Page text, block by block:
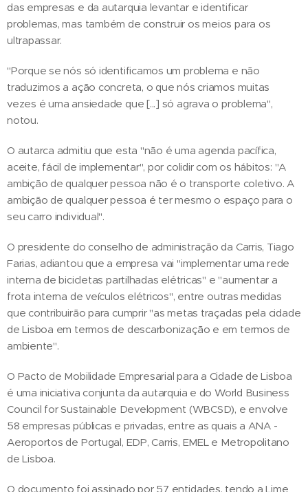
das empresas e da autarquia levantar e identificar
problemas, mas também de construir os meios para os
ultrapassar.
"Porque se nós só identificamos um problema e não
traduzimos a ação concreta, o que nós criamos muitas
vezes é uma ansiedade que [...] só agrava o problema",
notou.
O autarca admitiu que esta "não é uma agenda pacífica,
aceite, fácil de implementar", por colidir com os hábitos: "A
ambição de qualquer pessoa não é o transporte coletivo. A
ambição de qualquer pessoa é ter mesmo o espaço para o
seu carro individual".
O presidente do conselho de administração da Carris, Tiago
Farias, adiantou que a empresa vai "implementar uma rede
interna de bicicletas partilhadas elétricas" e "aumentar a
frota interna de veículos elétricos", entre outras medidas
que contribuirão para cumprir "as metas traçadas pela cidade
de Lisboa em termos de descarbonização e em termos de
ambiente".
O Pacto de Mobilidade Empresarial para a Cidade de Lisboa
é uma iniciativa conjunta da autarquia e do World Business
Council for Sustainable Development (WBCSD), e envolve
58 empresas públicas e privadas, entre as quais a ANA -
Aeroportos de Portugal, EDP, Carris, EMEL e Metropolitano
de Lisboa.
O documento foi assinado por 57 entidades, tendo a Lime